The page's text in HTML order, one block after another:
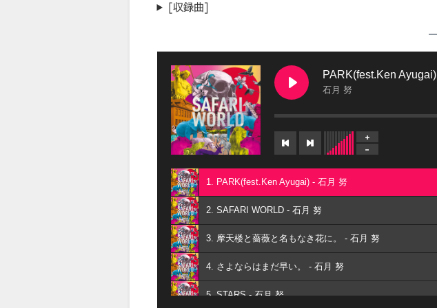
[収録曲]
PARK(fest.Ken Ayugai)
石月 努
1. PARK(fest.Ken Ayugai) - 石月 努
2. SAFARI WORLD - 石月 努
3. 摩天楼と薔薇と名もなき花に。 - 石月 努
4. さよならはまだ早い。 - 石月 努
5. STARS - 石月 努